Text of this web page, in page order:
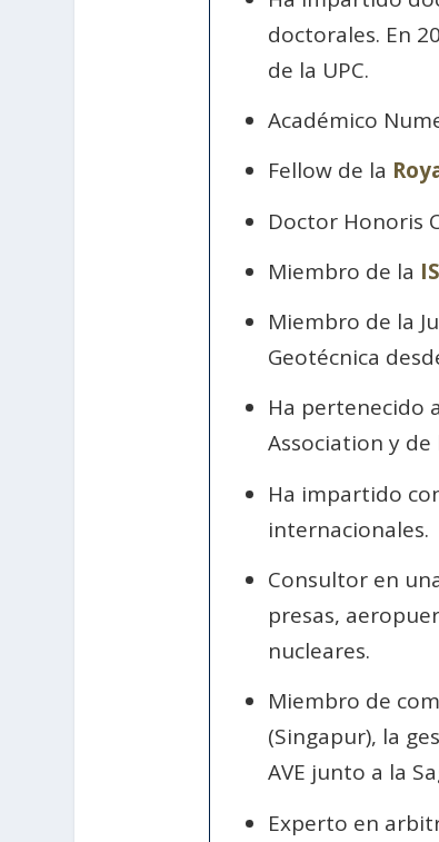
doctorales. En
de la UPC.
Académico
Fellow de la
Doctor Honoris
Miembro de la
Miembro de la
Geotécnica
Ha pertenecido
Association y de
Ha impartido
internacionales.
Consultor en
presas,
nucleares.
Miembro de
(Singapur), la
AVE junto a la
Experto en